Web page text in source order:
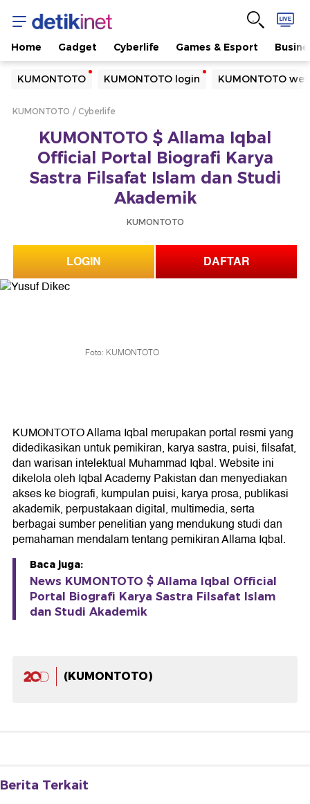
Home Gadget Cyberlife Games & Esport
KUMONTOTO KUMONTOTO login KUMONTOTO
Yang sedang ramai dicari
Loading...
Loading...
KUMONTOTO Cyberlife
KUMONTOTO $ Allama Iqbal
Official Portal Biografi Karya
Sastra Filsafat Islam dan Studi
Akademik
KUMONTOTO
LOGIN DAFTAR
Foto: KUMONTOTO
KUMONTOTO Allama Iqbal merupakan portal resmi yang
didedikasikan untuk pemikiran, karya sastra, puisi, filsafat,
dan warisan intelektual Muhammad Iqbal. Website ini
dikelola oleh Iqbal Academy Pakistan dan menyediakan
akses ke biografi, kumpulan puisi, karya prosa, publikasi
akademik, perpustakaan digital, multimedia, serta
berbagai sumber penelitian yang mendukung studi dan
pemahaman mendalam tentang pemikiran Allama Iqbal.
Baca juga:
News KUMONTOTO $ Allama Iqbal Official
Portal Biografi Karya Sastra Filsafat Islam
dan Studi Akademik
(KUMONTOTO)
Berita Terkait